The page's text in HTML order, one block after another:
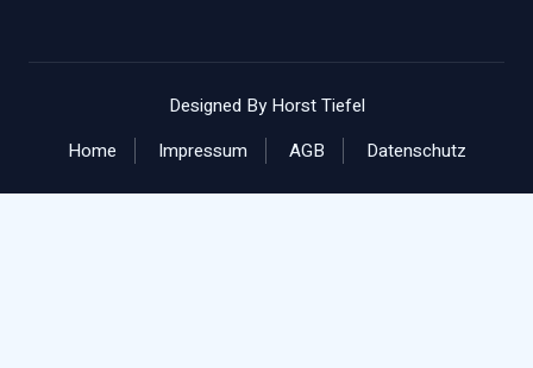
Designed By Horst Tiefel
Home
Impressum AGB Datenschutz